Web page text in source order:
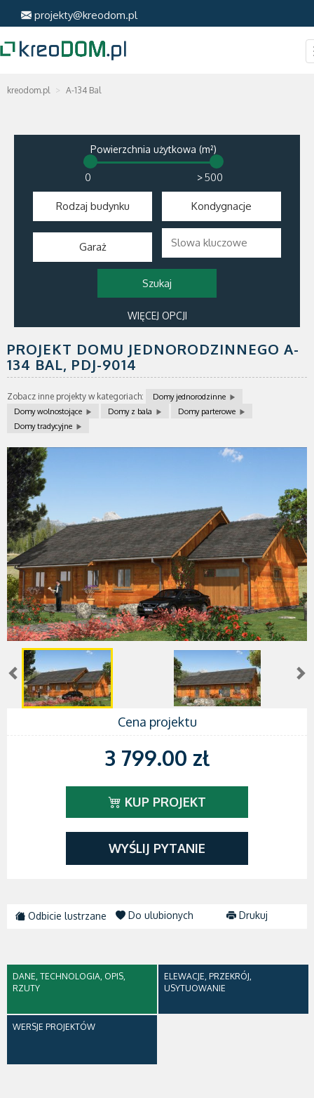
projekty@kreodom.pl
kreodom.pl A-134 Bal
Powierzchnia użytkowa (m²)
>
Rodzaj budynku Kondygnacje
Garaż
WIĘCEJ OPCJI
PROJEKT DOMU JEDNORODZINNEGO A-
134 BAL, PDJ-9014
Zobacz inne projekty w kategoriach:
Domy jednorodzinne
Domy wolnostojące
Domy z bala
Domy parterowe
Domy tradycyjne
Cena projektu
3 799.00 zł
KUP PROJEKT
WYŚLIJ PYTANIE
Odbicie lustrzane Do ulubionych Drukuj
DANE, TECHNOLOGIA, OPIS,
RZUTY
ELEWACJE, PRZEKRÓJ,
USYTUOWANIE
WERSJE PROJEKTÓW